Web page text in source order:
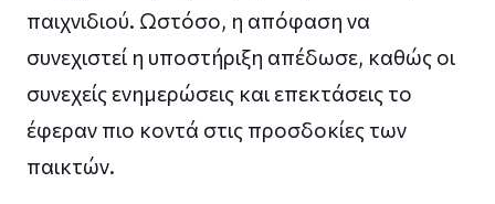
παιχνιδιού. Ωστόσο, η απόφαση να
συνεχιστεί η υποστήριξη απέδωσε, καθώς οι
συνεχείς ενημερώσεις και επεκτάσεις το
έφεραν πιο κοντά στις προσδοκίες των
παικτών.